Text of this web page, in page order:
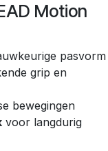
Motion
pasvorm
grip en
bewegingen
voor langdurig